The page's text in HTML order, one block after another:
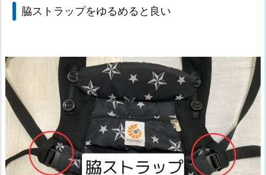
脇ストラップをゆるめると良い